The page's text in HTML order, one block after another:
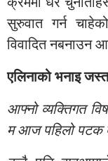
सुरुवात गर्न
विवादित नबनाउन
एलिनाको भनाइ
आफ्नो व्यक्तिगत
म आज पहिलो पटक